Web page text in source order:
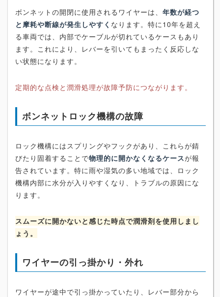
ボンネットの開閉に使用されるワイヤーは、 年数が経つ
と摩耗や断線が発生しやすく なります。特に10年を超え
る車両では、内部でケーブルが切れているケースもあり
ます。これにより、レバーを引いてもまったく反応しな
い状態になります。
定期的な点検と潤滑処理が故障予防につながります。
ボンネットロック機構の故障
ロック機構にはスプリングやフックがあり、これらが錆
びたり固着することで物理的に開かなくなるケースが報
告されています。特に雨や湿気の多い地域では、ロック
機構内部に水分が入りやすくなり、トラブルの原因にな
ります。
スムーズに開かないと感じた時点で潤滑剤を使用しまし
ょう。
ワイヤーの引っ掛かり・外れ
ワイヤーが途中で引っ掛かっていたり、レバー部分から